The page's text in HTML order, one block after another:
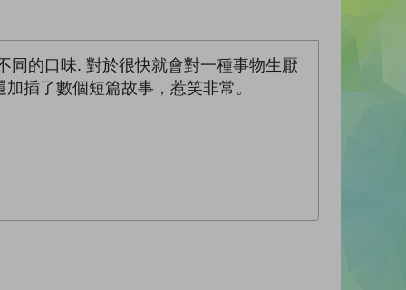
同的口味. 對於很快就會對一種事物生厭
插了數個短篇故事，惹笑非常。